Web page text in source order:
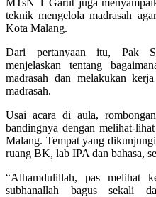
teknik mengelola madrasah
Kota Malang.
Dari pertanyaan itu, Pak
menjelaskan tentang
madrasah dan melakukan
madrasah.
Usai acara di aula,
bandingnya dengan melihat-
Malang. Tempat yang
ruang BK, lab IPA dan bahasa,
“Alhamdulillah, pas
subhanallah bagus sekali